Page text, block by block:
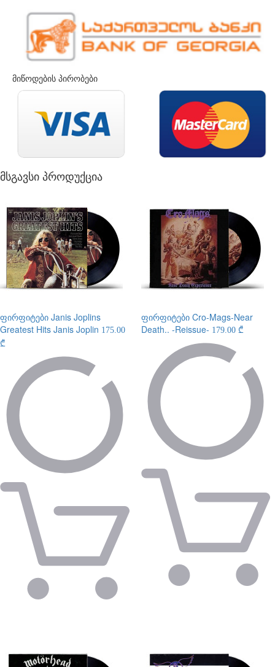
მიწოდების პირობები
მსგავსი პროდუქცია
ფირფიტები Janis Joplins
Greatest Hits Janis Joplin 175.00
₾
ფირფიტები Cro-Mags-Near
Death.. -Reissue- 179.00 ₾